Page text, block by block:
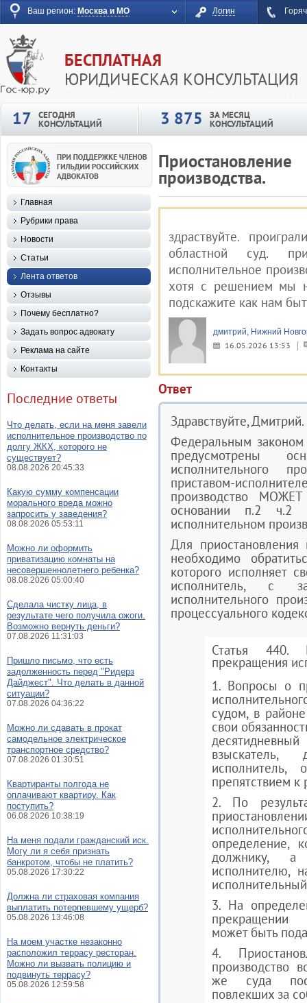
Ваш регион: Москва и МО Логин
БЕСПЛАТНАЯ
ЮРИДИЧЕСКАЯ КОНСУЛЬТАЦИЯ
17
СЕГОДНЯ
КОНСУЛЬТАЦИЙ 3 875 ЗА МЕСЯЦ
КОНСУЛЬТАЦИЙ
производства.
здраствуйте.
областной суд.
исполнительное
хотя с решением мы
подскажите как нам
дмитрий, Нижний
16.05.2026 13:53
Ответ
Здравствуйте, Дмитрий.
Федеральным законом
предусмотрены
исполнительного
приставом-
производство
основании п.2 ч.2
исполнительном
Для приостановления
необходимо
которого исполняет
исполнитель, с
исполнительного
процессуального
Статья 440.
прекращения
1. Вопросы о
судом, в
свои
взыскатель,
препятствием
2. По
определение,
должнику, а
исполнителю,
3. На
прекращении
может быть
4.
производство
же суда
повлекших за
Главная
Рубрики права
Новости
Статьи
Лента ответов
Отзывы
Почему бесплатно?
Задать вопрос адвокату
Реклама на сайте
Контакты
Последние ответы
Что делать, если на меня завели
исполнительное производство по
долгу ЖКХ, которого не
существует?
08.08.2026 20:45:33
Какую сумму компенсации
морального вреда можно
запросить у заведения?
08.08.2026 05:53:11
Можно ли оформить
приватизацию комнаты на
несовершеннолетнего ребенка?
08.08.2026 05:00:40
Сделала чистку лица, в
результате чего получила ожоги.
Возможно вернуть деньги?
07.08.2026 11:31:03
Пришло письмо, что есть
задолженность перед "Ридерз
Дайджест". Что делать в данной
ситуации?
07.08.2026 04:36:22
Можно ли сдавать в прокат
самодельное электрическое
транспортное средство?
07.08.2026 01:30:51
Квартиранты полгода не
оплачивают квартиру. Как
поступить?
06.08.2026 10:38:19
На меня подали гражданский иск.
Могу ли я себя признать
банкротом, чтобы не платить?
05.08.2026 17:30:22
Должна ли страховая компания
выплатить потерпевшему ущерб?
05.08.2026 13:46:08
На моем участке незаконно
расположил террасу ресторан.
Можно ли вызвать полицию и
подвинуть террасу?
05.08.2026 12:59:58